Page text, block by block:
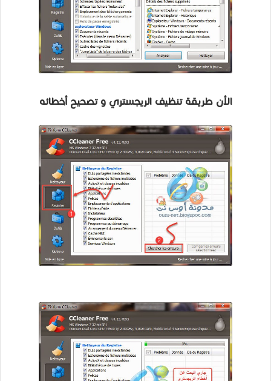
الأن طريقة تنظيف الريجستري و تصحيح أخطائه